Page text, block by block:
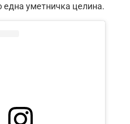
една уметничка целина.